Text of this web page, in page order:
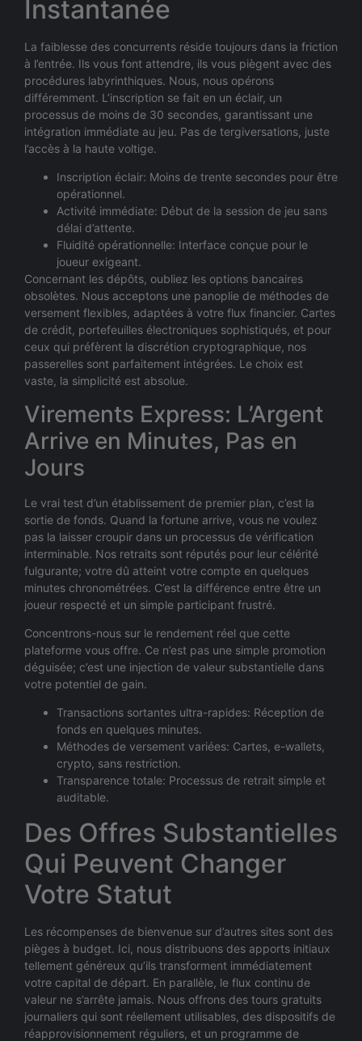
Instantanée
La faiblesse des concurrents réside toujours dans la friction
à l’entrée. Ils vous font attendre, ils vous piègent avec des
procédures labyrinthiques. Nous, nous opérons
différemment. L’inscription se fait en un éclair, un
processus de moins de 30 secondes, garantissant une
intégration immédiate au jeu. Pas de tergiversations, juste
l’accès à la haute voltige.
Inscription éclair: Moins de trente secondes pour être
opérationnel.
Activité immédiate: Début de la session de jeu sans
délai d’attente.
Fluidité opérationnelle: Interface conçue pour le
joueur exigeant.
Concernant les dépôts, oubliez les options bancaires
obsolètes. Nous acceptons une panoplie de méthodes de
versement flexibles, adaptées à votre flux financier. Cartes
de crédit, portefeuilles électroniques sophistiqués, et pour
ceux qui préfèrent la discrétion cryptographique, nos
passerelles sont parfaitement intégrées. Le choix est
vaste, la simplicité est absolue.
Virements Express: L’Argent
Arrive en Minutes, Pas en
Jours
Le vrai test d’un établissement de premier plan, c’est la
sortie de fonds. Quand la fortune arrive, vous ne voulez
pas la laisser croupir dans un processus de vérification
interminable. Nos retraits sont réputés pour leur célérité
fulgurante; votre dû atteint votre compte en quelques
minutes chronométrées. C’est la différence entre être un
joueur respecté et un simple participant frustré.
Concentrons-nous sur le rendement réel que cette
plateforme vous offre. Ce n’est pas une simple promotion
déguisée; c’est une injection de valeur substantielle dans
votre potentiel de gain.
Transactions sortantes ultra-rapides: Réception de
fonds en quelques minutes.
Méthodes de versement variées: Cartes, e-wallets,
crypto, sans restriction.
Transparence totale: Processus de retrait simple et
auditable.
Des Offres Substantielles
Qui Peuvent Changer
Votre Statut
Les récompenses de bienvenue sur d’autres sites sont des
pièges à budget. Ici, nous distribuons des apports initiaux
tellement généreux qu’ils transforment immédiatement
votre capital de départ. En parallèle, le flux continu de
valeur ne s’arrête jamais. Nous offrons des tours gratuits
journaliers qui sont réellement utilisables, des dispositifs de
réapprovisionnement réguliers, et un programme de